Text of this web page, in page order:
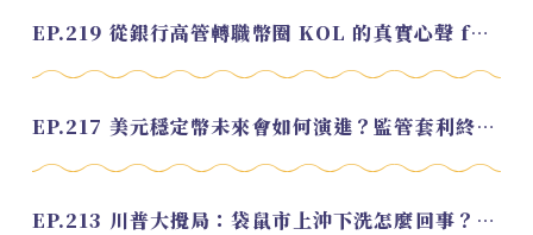
EP.219 從銀行高管轉職幣圈 KOL 的真實心聲 feat.龜大
EP.217 美元穩定幣未來會如何演進？監管套利終將收斂？feat. 研究員 余哲安
EP.213 川普大攪局：袋鼠市上沖下洗怎麼回事？feat. Alvin